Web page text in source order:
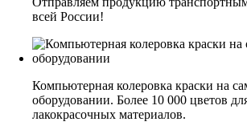
всей России!
Компьютерная колеровка краски на
оборудовании. Более 10 000 цветов
лакокрасочных материалов.